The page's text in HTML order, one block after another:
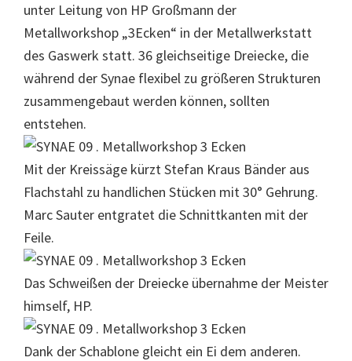
unter Leitung von HP Großmann der
Metallworkshop „3Ecken“ in der Metallwerkstatt
des Gaswerk statt. 36 gleichseitige Dreiecke, die
während der Synae flexibel zu größeren Strukturen
zusammengebaut werden können, sollten
entstehen.
Mit der Kreissäge kürzt Stefan Kraus Bänder aus
Flachstahl zu handlichen Stücken mit 30° Gehrung.
Marc Sauter entgratet die Schnittkanten mit der
Feile.
Das Schweißen der Dreiecke übernahme der Meister
himself, HP.
Dank der Schablone gleicht ein Ei dem anderen.